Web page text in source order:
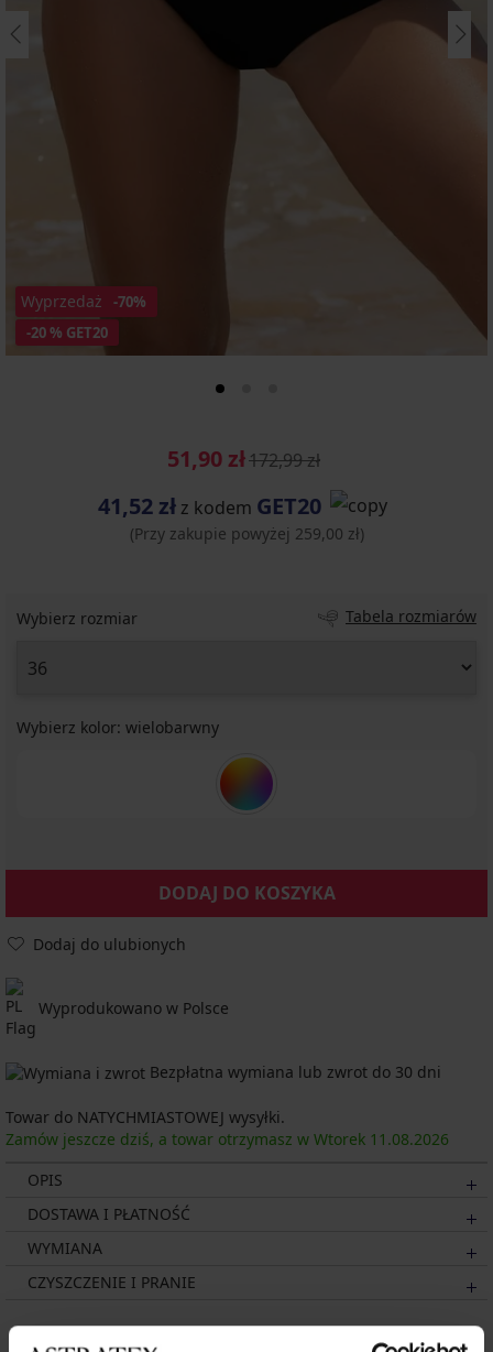
-20 % GET20
Wyprzedaż -70%
51,90 zł172,99 zł
41,52 złz kodem GET20
(Przy zakupie powyżej 259,00 zł)
Wybierz rozmiar Tabela rozmiarów
Wybierz kolor: wielobarwny
DODAJ DO KOSZYKA
Dodaj do ulubionych
Wyprodukowano w Polsce
Bezpłatna wymiana lub zwrot do 30 dni
Towar do NATYCHMIASTOWEJ wysyłki.
Zamów jeszcze dziś, a towar otrzymasz w Wtorek 11.08.2026
OPIS
DOSTAWA I PŁATNOŚĆ
WYMIANA
CZYSZCZENIE I PRANIE